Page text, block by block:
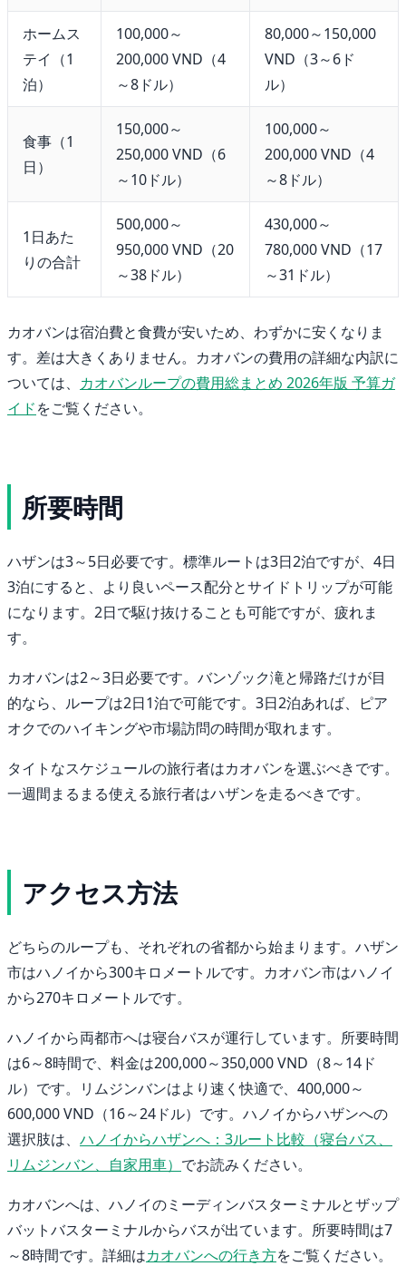
ホームス
テイ（1
泊）
100,000～
200,000 VND（4
～8ドル）
80,000～150,000
VND（3～6ド
ル）
食事（1
日）
150,000～
250,000 VND（6
～10ドル）
100,000～
200,000 VND（4
～8ドル）
1日あた
りの合計
500,000～
950,000 VND（20
～38ドル）
430,000～
780,000 VND（17
～31ドル）
カオバンは宿泊費と食費が安いため、わずかに安くなりま
す。差は大きくありません。カオバンの費用の詳細な内訳に
ついては、 カオバンループの費用総まとめ 2026年版 予算ガ
イドをご覧ください。
所要時間
ハザンは3～5日必要です。標準ルートは3日2泊ですが、4日
3泊にすると、より良いペース配分とサイドトリップが可能
になります。2日で駆け抜けることも可能ですが、疲れま
す。
カオバンは2～3日必要です。バンゾック滝と帰路だけが目
的なら、ループは2日1泊で可能です。3日2泊あれば、ピア
オクでのハイキングや市場訪問の時間が取れます。
タイトなスケジュールの旅行者はカオバンを選ぶべきです。
一週間まるまる使える旅行者はハザンを走るべきです。
アクセス方法
どちらのループも、それぞれの省都から始まります。ハザン
市はハノイから300キロメートルです。カオバン市はハノイ
から270キロメートルです。
ハノイから両都市へは寝台バスが運行しています。所要時間
は6～8時間で、料金は200,000～350,000 VND（8～14ド
ル）です。リムジンバンはより速く快適で、400,000～
600,000 VND（16～24ドル）です。ハノイからハザンへの
選択肢は、 ハノイからハザンへ：3ルート比較（寝台バス、
リムジンバン、自家用車） でお読みください。
カオバンへは、ハノイのミーディンバスターミナルとザップ
バットバスターミナルからバスが出ています。所要時間は7
～8時間です。詳細はカオバンへの行き方をご覧ください。